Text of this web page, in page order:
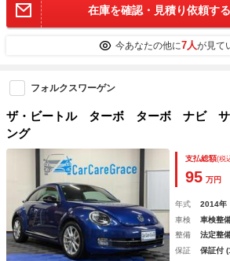
在庫を確認・見積り依頼する
今あなたの他に7人が見て
フォルクスワーゲン
ザ・ビートル ターボ ターボ ナビ サ
ング
支払総額(税
95 万円
年式 2014年
車検
車検整
整備
法定整
保証
保証付